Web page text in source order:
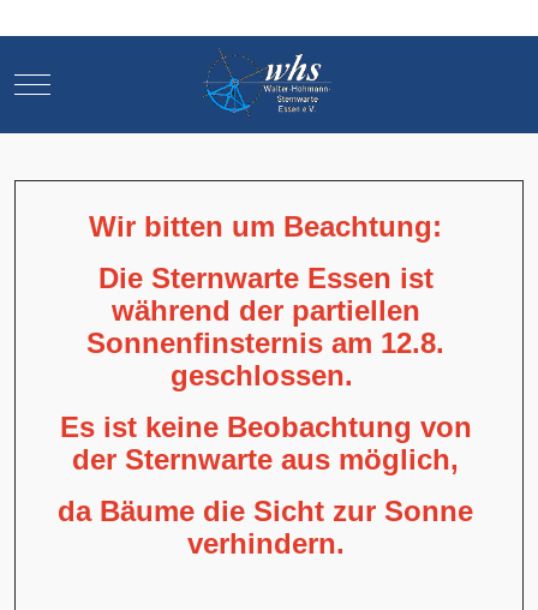
Mobile Menu Toggle
Wir bitten um Beachtung:
Die Sternwarte Essen ist
während der partiellen
Sonnenfinsternis am 12.8.
geschlossen.
Es ist keine Beobachtung von
der Sternwarte aus möglich,
da Bäume die Sicht zur Sonne
verhindern.